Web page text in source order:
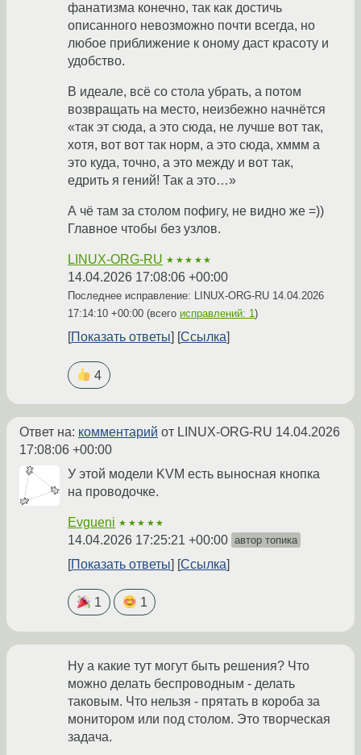
фанатизма конечно, так как достичь
описанного невозможно почти всегда, но
любое приближение к оному даст красоту и
удобство.
В идеале, всё со стола убрать, а потом
возвращать на место, неизбежно начнётся
«так эт сюда, а это сюда, не лучше вот так,
хотя, вот вот так норм, а это сюда, хммм а
это куда, точно, а это между и вот так,
едрить я гений! Так а это…»
А чё там за столом пофигу, не видно же =))
Главное чтобы без узлов.
LINUX-ORG-RU ★★★★★
14.04.2026 17:08:06 +00:00
Последнее исправление: LINUX-ORG-RU 14.04.2026
17:14:10 +00:00 (всего исправлений: 1)
Показать ответы Ссылка
4
Ответ на: комментарий от LINUX-ORG-RU 14.04.2026
17:08:06 +00:00
У этой модели KVM есть выносная кнопка
на проводочке.
Evgueni ★★★★★
14.04.2026 17:25:21 +00:00 автор топика
Показать ответы Ссылка
1 1
Ну а какие тут могут быть решения? Что
можно делать беспроводным - делать
таковым. Что нельзя - прятать в короба за
монитором или под столом. Это творческая
задача.